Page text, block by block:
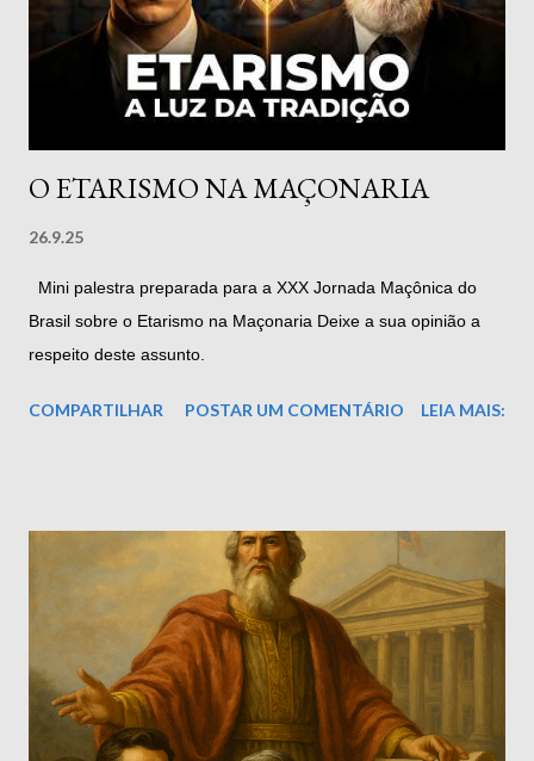
não é construída sobre métodos intransigentes e velozes, e
sim em concepções e preceitos. Ela não se vale tão somente
da lógica, mas também de noções mentais mais vastas, tais
O ETARISMO NA MAÇONARIA
26.9.25
Mini palestra preparada para a XXX Jornada Maçônica do
Brasil sobre o Etarismo na Maçonaria Deixe a sua opinião a
respeito deste assunto.
COMPARTILHAR POSTAR UM COMENTÁRIO LEIA MAIS: